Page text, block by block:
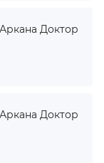
Доктор
Доктор